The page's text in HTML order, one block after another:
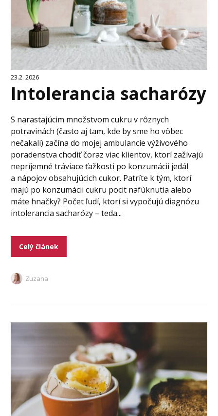
23.2. 2026
Intolerancia sacharózy
S narastajúcim množstvom cukru v rôznych
potravinách (často aj tam, kde by sme ho vôbec
nečakali) začína do mojej ambulancie výživového
poradenstva chodiť čoraz viac klientov, ktorí zažívajú
nepríjemné tráviace ťažkosti po konzumácii jedál
a nápojov obsahujúcich cukor. Patríte k tým, ktorí
majú po konzumácii cukru pocit nafúknutia alebo
máte hnačky? Počet ľudí, ktorí si vypočujú diagnózu
intolerancia sacharózy – teda...
Celý článek
Zuzana